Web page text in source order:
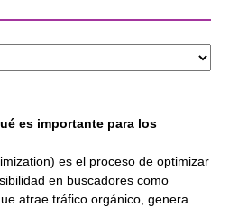
es importante para los
es el proceso de optimizar
en buscadores como
atrae tráfico orgánico, genera